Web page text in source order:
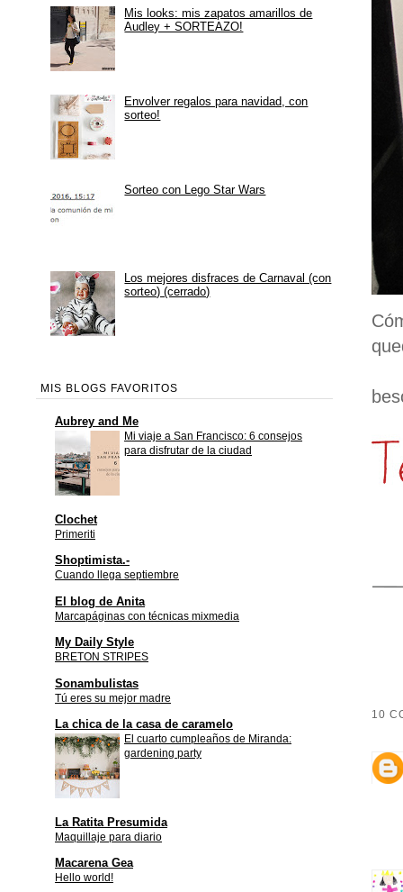
10
Mis looks: mis zapatos amarillos de
Audley + SORTEAZO!
Envolver regalos para navidad, con
sorteo!
Sorteo con Lego Star Wars
Los mejores disfraces de Carnaval (con
sorteo) (cerrado)
MIS BLOGS FAVORITOS
Aubrey and Me
Mi viaje a San Francisco: 6 consejos
para disfrutar de la ciudad
Clochet
Primeriti
Shoptimista.-
Cuando llega septiembre
El blog de Anita
Marcapáginas con técnicas mixmedia
My Daily Style
BRETON STRIPES
Sonambulistas
Tú eres su mejor madre
La chica de la casa de caramelo
El cuarto cumpleaños de Miranda:
gardening party
La Ratita Presumida
Maquillaje para diario
Macarena Gea
Hello world!